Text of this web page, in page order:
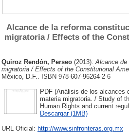
Alcance de la reforma
migratoria / Effects of the
Quiroz Rendón, Perseo (2013): Alcance de
migratoria / Effects of the Constitutional
México, D.F.. ISBN 978-607-96264-2-6
PDF (Análisis de los alcances
materia migratoria. / Study of
Human Rights and current
Descargar (1MB)
URL Oficial: http://www.sinfronteras.org.mx